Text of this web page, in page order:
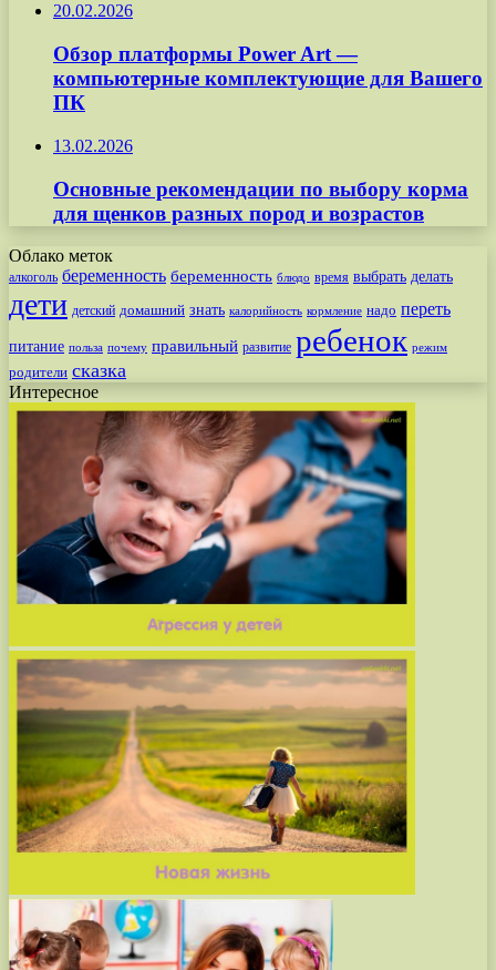
20.02.2026
Обзор платформы Power Art —
компьютерные комплектующие для Вашего
ПК
13.02.2026
Основные рекомендации по выбору корма
для щенков разных пород и возрастов
Облако меток
алкоголь беременность беременность блюдо время выбрать делать
дети детский домашний знать калорийность кормление надо переть
питание польза почему правильный развитие ребенок режим
родители сказка
Интересное